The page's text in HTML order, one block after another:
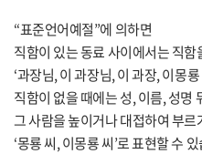
“표준언어예절”에 의하면
직함이 있는 동료 사이에서는 직함
‘과장님, 이 과장님, 이 과장, 이몽
직함이 없을 때에는 성, 이름, 성명
그 사람을 높이거나 대접하여 부르
‘몽룡 씨, 이몽룡 씨’로 표현할 수